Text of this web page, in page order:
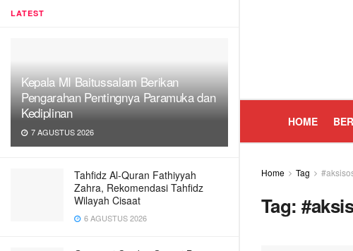
LATEST
Kepala MI Baitussalam Berikan
Pengarahan Pentingnya Paramuka dan
Kediplinan
7 AGUSTUS 2026
Tahfidz Al-Quran Fathiyyah
Zahra, Rekomendasi Tahfidz
Wilayah Cisaat
6 AGUSTUS 2026
HOME
Home Tag
Tag: